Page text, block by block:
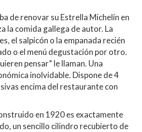
de renovar su Estrella Michelín en
la comida gallega de autor. La
el salpicón o la empanada recién
o el menú degustación por otro.
pensar” le llaman. Una
inolvidable. Dispone de 4
encima del restaurante con
en 1920 es exactamente
un sencillo cilindro recubierto de